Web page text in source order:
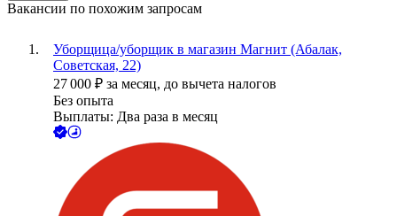
Вакансии по похожим запросам
Уборщица/уборщик в магазин Магнит (Абалак,
Советская, 22)
27 000 ₽ за месяц, до вычета налогов
Без опыта
Выплаты: Два раза в месяц